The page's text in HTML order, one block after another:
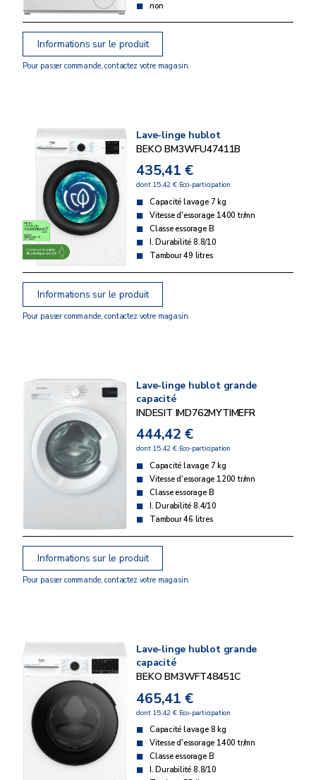
non
Informations sur le produit
Pour passer commande, contactez votre magasin.
Lave-linge hublot
BEKO BM3WFU47411B
435,41 €
dont 15,42 € Eco-participation
Capacité lavage 7 kg
Vitesse d'essorage 1400 tr/mn
Classe essorage B
I. Durabilité 8.8/10
Tambour 49 litres
Informations sur le produit
Pour passer commande, contactez votre magasin.
Lave-linge hublot grande
capacité
INDESIT IMD762MYTIMEFR
444,42 €
dont 15,42 € Eco-participation
Capacité lavage 7 kg
Vitesse d'essorage 1200 tr/mn
Classe essorage B
I. Durabilité 8.4/10
Tambour 46 litres
Informations sur le produit
Pour passer commande, contactez votre magasin.
Lave-linge hublot grande
capacité
BEKO BM3WFT48451C
465,41 €
dont 15,42 € Eco-participation
Capacité lavage 8 kg
Vitesse d'essorage 1400 tr/mn
Classe essorage B
I. Durabilité 8.8/10